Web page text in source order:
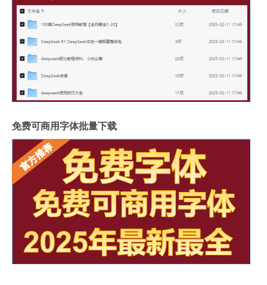
免费可商用字体批量下载